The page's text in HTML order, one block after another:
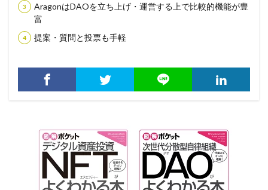
AragonはDAOを立ち上げ・運営する上で比較的機能が豊
富
提案・質問と投票も手軽